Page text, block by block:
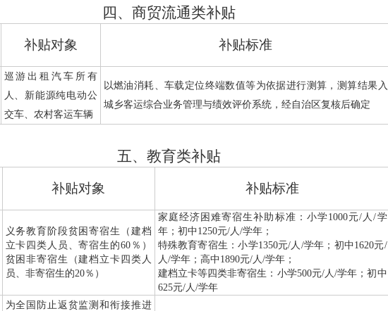
四、商贸流通类补贴
补贴对象 补贴标准
巡游出租汽车所有
人、新能源纯电动公
交车、农村客运车辆
以燃油消耗、车载定位终端数值等为依据进行测算，测算结果入
城乡客运综合业务管理与绩效评价系统，经自治区复核后确定
五、教育类补贴
补贴对象 补贴标准
义务教育阶段贫困寄宿生（建档
立卡四类人员、寄宿生的60％）
贫困非寄宿生（建档立卡四类人
员、非寄宿生的20％）
家庭经济困难寄宿生补助标准：小学1000元/ 人/学
年；初中 1250元/人 /学年；
特殊教育寄宿生：小学1350元/ 人 /学年；初中 1620元/
人 /学年；高中 1890元/人 /学年；
建档立卡等四类非寄宿生：小学500元/人/学年；初中
625元/人 /学年
为全国防止返贫监测和衔接推进